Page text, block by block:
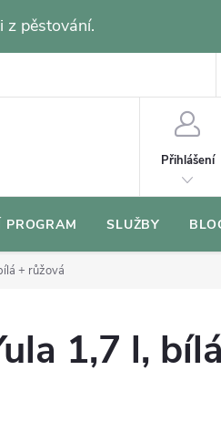
z pěstování.
Přihlášení
PROGRAM SLUŽBY
+ růžová
1,7 l,